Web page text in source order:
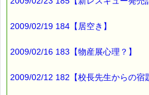
2009/02/19 184【居空き】
2009/02/16 183【物産展心理？】
2009/02/12 182【校長先生からの宿